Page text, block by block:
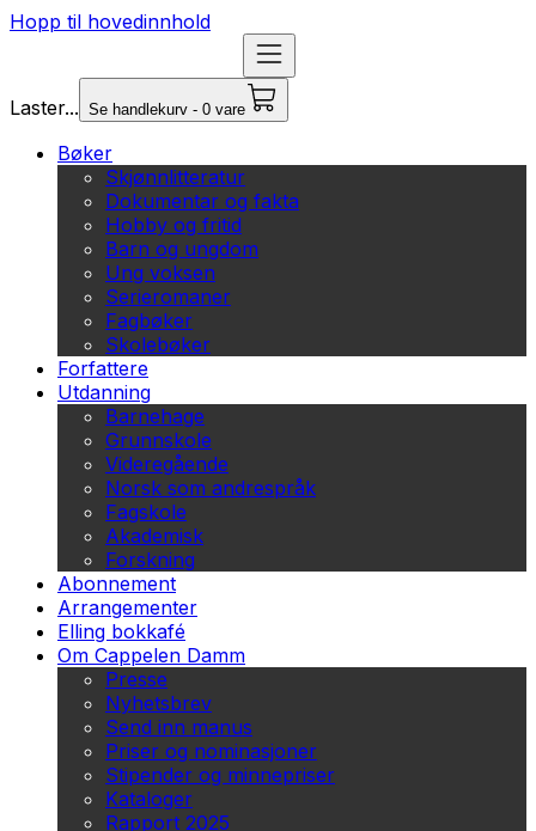
Hopp til hovedinnhold
Laster... Se handlekurv - 0 vare
Bøker
Skjønnlitteratur
Dokumentar og fakta
Hobby og fritid
Barn og ungdom
Ung voksen
Serieromaner
Fagbøker
Skolebøker
Forfattere
Utdanning
Barnehage
Grunnskole
Videregående
Norsk som andrespråk
Fagskole
Akademisk
Forskning
Abonnement
Arrangementer
Elling bokkafé
Om Cappelen Damm
Presse
Nyhetsbrev
Send inn manus
Priser og nominasjoner
Stipender og minnepriser
Kataloger
Rapport 2025